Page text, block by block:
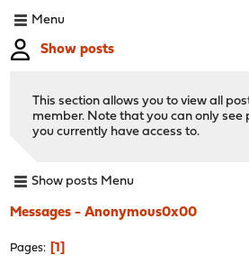
Menu
Show posts
This section allows you to view all
member. Note that you can only see
you currently have access to.
Show posts Menu
Messages - Anonymous0x00
Pages 1